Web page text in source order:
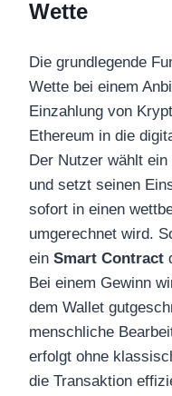
Wette
Die grundlegende
Wette bei einem
Einzahlung von
Ethereum in die
Der Nutzer wählt
und setzt seinen
sofort in einen
umgerechnet wird.
ein Smart Contract
Bei einem Gewinn
dem Wallet
menschliche
erfolgt ohne
die Transaktion